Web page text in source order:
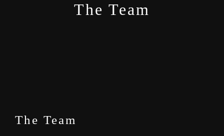
The Team
The Team